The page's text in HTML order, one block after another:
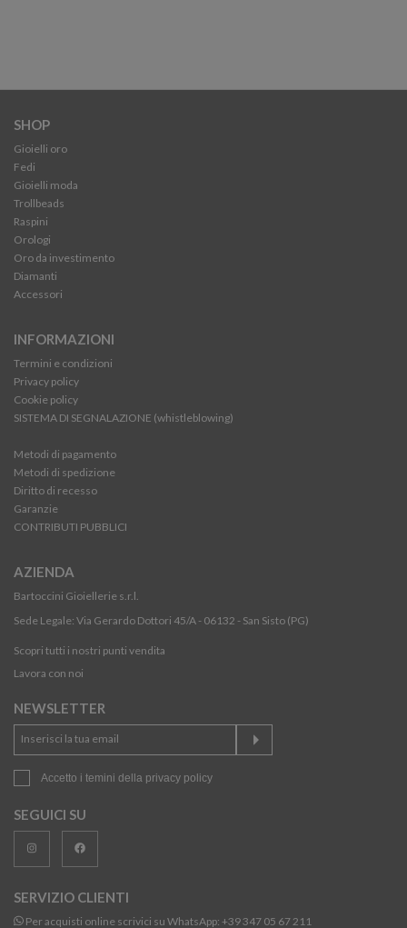
SHOP
Gioielli oro
Fedi
Gioielli moda
Trollbeads
Raspini
Orologi
Oro da investimento
Diamanti
Accessori
INFORMAZIONI
Termini e condizioni
Privacy policy
Cookie policy
SISTEMA DI SEGNALAZIONE (whistleblowing)
Metodi di pagamento
Metodi di spedizione
Diritto di recesso
Garanzie
CONTRIBUTI PUBBLICI
AZIENDA
Bartoccini Gioiellerie s.r.l.
Sede Legale: Via Gerardo Dottori 45/A - 06132 - San Sisto (PG)
Scopri tutti i nostri punti vendita
Lavora con noi
NEWSLETTER
Accetto i temini della privacy policy
SEGUICI SU
SERVIZIO CLIENTI
Per acquisti online scrivici su WhatsApp: +39 347 05 67 211